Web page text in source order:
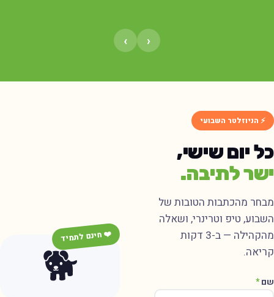
⚡ הניוזלטר השבועי
יום שישי,
לתיבה.
מהכתבות הטובות של
טיפ וטרינרי, ושאלה
מהקהילה — ב-3 דקות
*
🐕
❤️ חינם לתמיד